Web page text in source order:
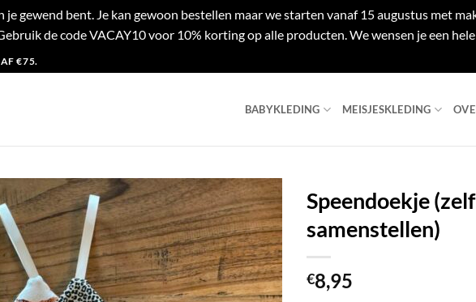
gewend bent. Je kan gewoon bestellen maar we starten vanaf 15 augustus met
de code VACAY10 voor 10% korting op alle producten. We wensen je een
€75.
BABYKLEDING MEISJESKLEDING
Speendoekje (zelf
samenstellen)
€8,95